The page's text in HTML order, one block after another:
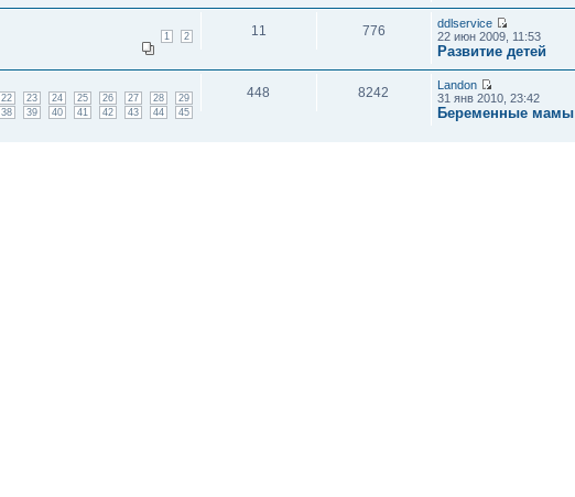
1 2 11 776
ddlservice
22 июн 2009, 11:53
Развитие детей
22 23 24 25 26 27 28
29
38 39 40 41 42 43 44 45
448 8242
Landon
31 янв 2010, 23:42
Беременные мамы